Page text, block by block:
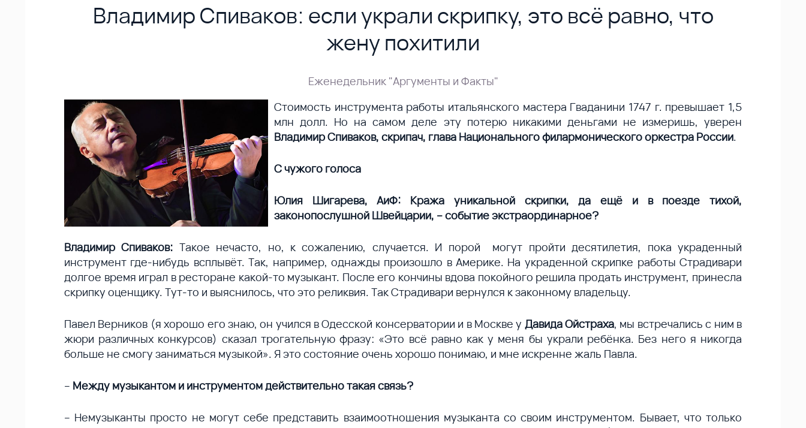
Владимир Спиваков: если украли скрипку, это всё равно, что
жену похитили
Еженедельник "Аргументы и Факты"
Стоимость инструмента работы итальянского мастера Гваданини 1747 г. превышает 1,5
млн долл. Но на самом деле эту потерю никакими деньгами не измеришь, уверен
Владимир Спиваков, скрипач, глава Национального филармонического оркестра России.
С чужого голоса
Юлия Шигарева, АиФ: Кража уникальной скрипки, да ещё и в поезде тихой,
законопослушной Швейцарии, – событие экстраординарное?
Владимир Спиваков: Такое нечасто, но, к сожалению, случается. И порой могут пройти десятилетия, пока украденный
инструмент где-нибудь всплывёт. Так, например, однажды произошло в Америке. На украденной скрипке работы Страдивари
долгое время играл в ресторане какой-то музыкант. После его кончины вдова покойного решила продать инструмент, принесла
скрипку оценщику. Тут-то и выяснилось, что это реликвия. Так Страдивари вернулся к законному владельцу.
Павел Верников (я хорошо его знаю, он учился в Одесской консерватории и в Москве у Давида Ойстраха, мы встречались с ним в
жюри различных конкурсов) сказал трогательную фразу: «Это всё равно как у меня бы украли ребёнка. Без него я никогда
больше не смогу заниматься музыкой». Я это состояние очень хорошо понимаю, и мне искренне жаль Павла.
– Между музыкантом и инст­рументом действительно такая связь?
– Немузыканты просто не могут себе представить взаимо­отношения музыканта со своим инструментом. Бывает, что только